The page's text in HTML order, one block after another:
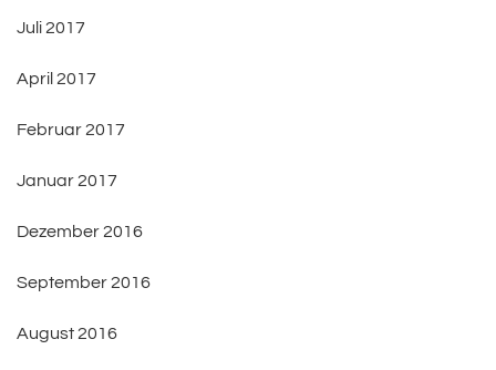
Juli 2017
April 2017
Februar 2017
Januar 2017
Dezember 2016
September 2016
August 2016